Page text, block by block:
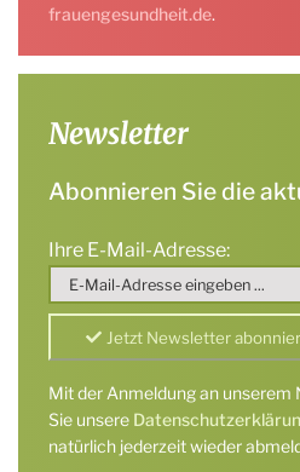
frauengesundheit.de.
Newsletter
Abonnieren Sie die
Ihre E-Mail-Adresse:
Mit der Anmeldung an
Sie unsere
natürlich jederzeit wieder